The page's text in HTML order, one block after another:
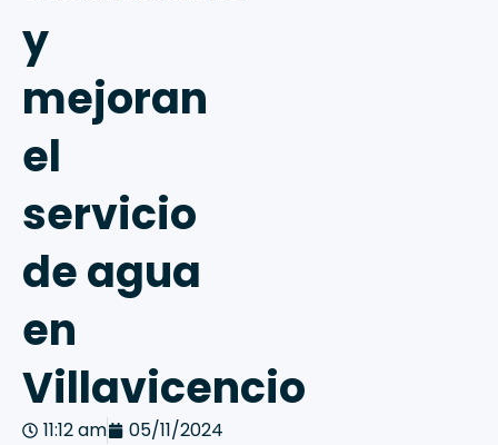
y
mejoran
el
servicio
de agua
en
Villavicencio
11:12 am 05/11/2024